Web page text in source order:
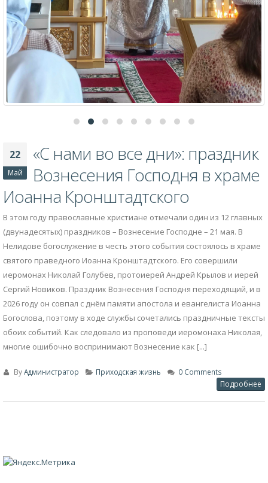
22
«С нами во все дни»: праздник
Вознесения Господня в храме
Иоанна Кронштадтского
В этом году православные христиане отмечали один из 12 главных
Сергий Новиков. Праздник Вознесения Господня переходящий, и в
2026 году он совпал с днём памяти апостола и евангелиста Иоанна